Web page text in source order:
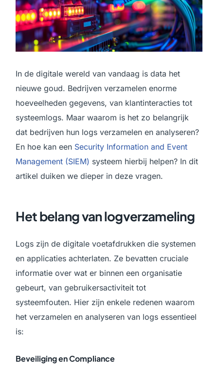
In de digitale wereld van vandaag is data het
nieuwe goud. Bedrijven verzamelen enorme
hoeveelheden gegevens, van klantinteracties tot
systeemlogs. Maar waarom is het zo belangrijk
dat bedrijven hun logs verzamelen en analyseren?
En hoe kan een Security Information and Event
Management (SIEM) systeem hierbij helpen? In dit
artikel duiken we dieper in deze vragen.
Het belang van logverzameling
Logs zijn de digitale voetafdrukken die systemen
en applicaties achterlaten. Ze bevatten cruciale
informatie over wat er binnen een organisatie
gebeurt, van gebruikersactiviteit tot
systeemfouten. Hier zijn enkele redenen waarom
het verzamelen en analyseren van logs essentieel
is:
Beveiliging en Compliance